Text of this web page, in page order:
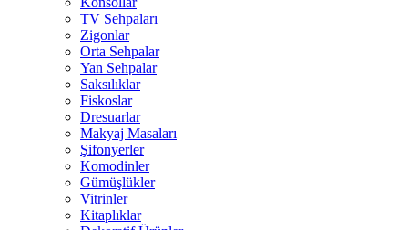
TV Sehpaları
Zigonlar
Orta Sehpalar
Yan Sehpalar
Saksılıklar
Fiskoslar
Dresuarlar
Makyaj Masaları
Şifonyerler
Komodinler
Gümüşlükler
Vitrinler
Kitaplıklar